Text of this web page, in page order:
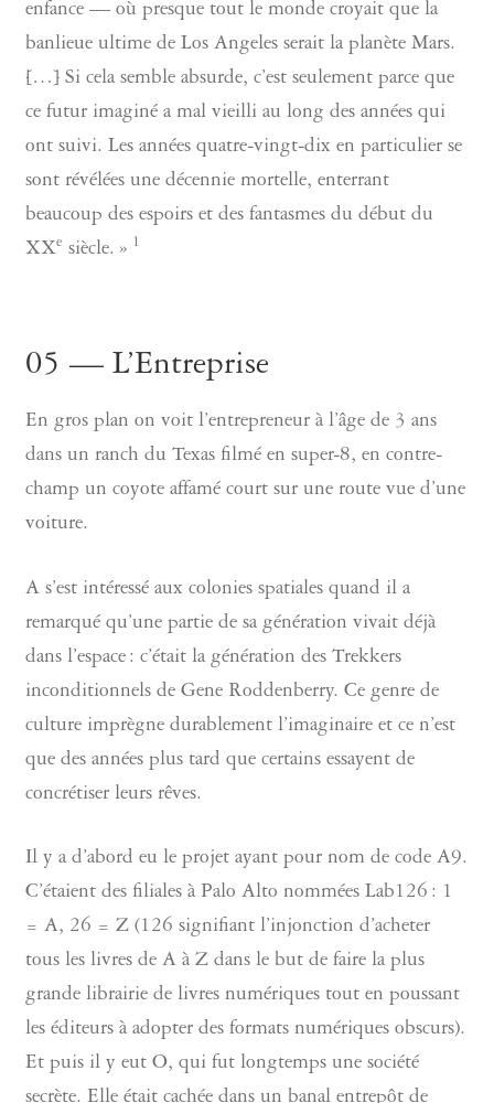
enfance — où presque tout le monde croyait que la
banlieue ultime de Los Angeles serait la planète Mars.
[…] Si cela semble absurde, c’est seulement parce que
ce futur imaginé a mal vieilli au long des années qui
ont suivi. Les années quatre-vingt-dix en particulier se
sont révélées une décennie mortelle, enterrant
beaucoup des espoirs et des fantasmes du début du
XXe siècle. » 1
05 — L’Entreprise
En gros plan on voit l’entrepreneur à l’âge de 3 ans
dans un ranch du Texas filmé en super-8, en contre-
champ un coyote affamé court sur une route vue d’une
voiture.
A s’est intéressé aux colonies spatiales quand il a
remarqué qu’une partie de sa génération vivait déjà
dans l’espace : c’était la génération des Trekkers
inconditionnels de Gene Roddenberry. Ce genre de
culture imprègne durablement l’imaginaire et ce n’est
que des années plus tard que certains essayent de
concrétiser leurs rêves.
Il y a d’abord eu le projet ayant pour nom de code A9.
C’étaient des filiales à Palo Alto nommées Lab126 : 1
= A, 26 = Z (126 signifiant l’injonction d’acheter
tous les livres de A à Z dans le but de faire la plus
grande librairie de livres numériques tout en poussant
les éditeurs à adopter des formats numériques obscurs).
Et puis il y eut O, qui fut longtemps une société